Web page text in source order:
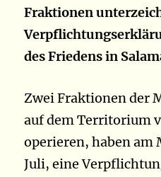
Fraktionen
des Friedens in
Zwei Fraktionen der
auf dem Territorium
operieren, haben am
Juli, eine